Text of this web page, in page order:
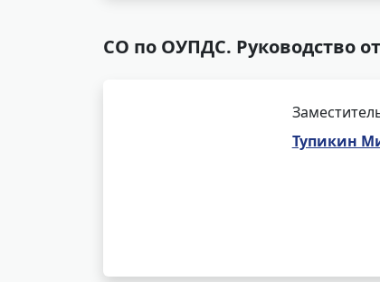
СО по ОУПДС. Руководство
Тупикин